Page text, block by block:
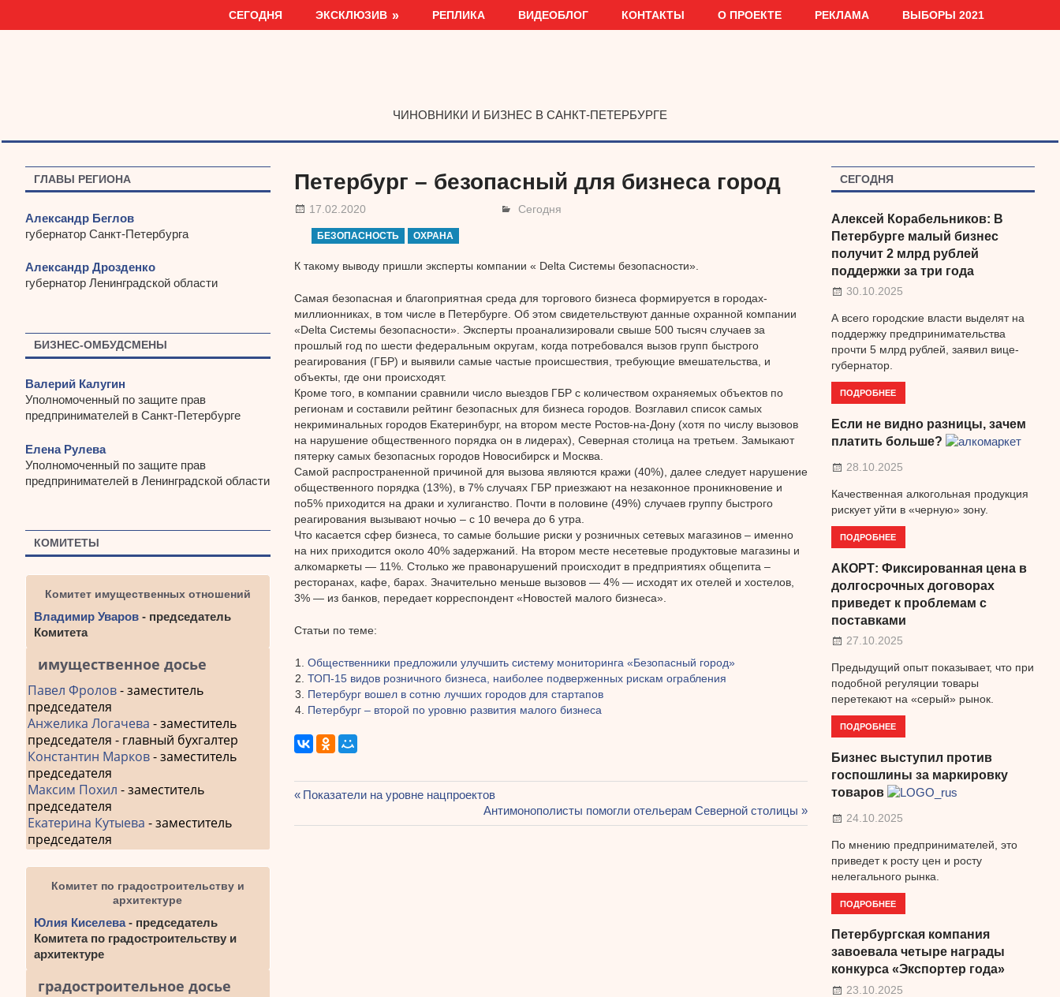
СЕГОДНЯ ЭКСКЛЮЗИВ РЕПЛИКА ВИДЕОБЛОГ КОНТАКТЫ О ПРОЕКТЕ РЕКЛАМА ВЫБОРЫ 2021
ЧИНОВНИКИ И БИЗНЕС В САНКТ-ПЕТЕРБУРГЕ
Петербург – безопасный для бизнеса город
17.02.2020 Сегодня
БЕЗОПАСНОСТЬ ОХРАНА
К такому выводу пришли эксперты компании « Delta Системы безопасности».
Самая безопасная и благоприятная среда для торгового бизнеса формируется в городах-
миллионниках, в том числе в Петербурге. Об этом свидетельствуют данные охранной компании
«Delta Системы безопасности». Эксперты проанализировали свыше 500 тысяч случаев за
прошлый год по шести федеральным округам, когда потребовался вызов групп быстрого
реагирования (ГБР) и выявили самые частые происшествия, требующие вмешательства, и
объекты, где они происходят.
Кроме того, в компании сравнили число выездов ГБР с количеством охраняемых объектов по
регионам и составили рейтинг безопасных для бизнеса городов. Возглавил список самых
некриминальных городов Екатеринбург, на втором месте Ростов-на-Дону (хотя по числу вызовов
на нарушение общественного порядка он в лидерах), Северная столица на третьем. Замыкают
пятерку самых безопасных городов Новосибирск и Москва.
Самой распространенной причиной для вызова являются кражи (40%), далее следует нарушение
общественного порядка (13%), в 7% случаях ГБР приезжают на незаконное проникновение и
по5% приходится на драки и хулиганство. Почти в половине (49%) случаев группу быстрого
реагирования вызывают ночью – с 10 вечера до 6 утра.
Что касается сфер бизнеса, то самые большие риски у розничных сетевых магазинов – именно
на них приходится около 40% задержаний. На втором месте несетевые продуктовые магазины и
алкомаркеты — 11%. Столько же правонарушений происходит в предприятиях общепита –
ресторанах, кафе, барах. Значительно меньше вызовов — 4% — исходят их отелей и хостелов,
3% — из банков, передает корреспондент «Новостей малого бизнеса».
Статьи по теме:
Общественники предложили улучшить систему мониторинга «Безопасный город»
ТОП-15 видов розничного бизнеса, наиболее подверженных рискам ограбления
Петербург вошел в сотню лучших городов для стартапов
Петербург – второй по уровню развития малого бизнеса
Предыдущая
Показатели на уровне нацпроектов
Следующая
запись:
Антимонополисты помогли отельерам Северной столицы
ГЛАВЫ РЕГИОНА
Александр Беглов
губернатор Санкт-Петербурга
Александр Дрозденко
губернатор Ленинградской области
БИЗНЕС-ОМБУДСМЕНЫ
Валерий Калугин
Уполномоченный по защите прав
предпринимателей в Санкт-Петербурге
Елена Рулева
Уполномоченный по защите прав
предпринимателей в Ленинградской области
КОМИТЕТЫ
Комитет имущественных отношений
Владимир Уваров - председатель
Комитета
имущественное досье
Павел Фролов- заместитель
председателя
Анжелика Логачева - заместитель
председателя - главный бухгалтер
Константин Марков- заместитель
председателя
Максим Похил - заместитель
председателя
Екатерина Кутыева - заместитель
председателя
Комитет по градостроительству и
архитектуре
Юлия Киселева- председатель
Комитета по градостроительству и
архитектуре
градостроительное досье
СЕГОДНЯ
Алексей Корабельников: В
Петербурге малый бизнес
получит 2 млрд рублей
поддержки за три года
30.10.2025
А всего городские власти выделят на
поддержку предпринимательства
прочти 5 млрд рублей, заявил вице-
губернатор.
ПОДРОБНЕЕ
Если не видно разницы, зачем
платить больше?
28.10.2025
Качественная алкогольная продукция
рискует уйти в «черную» зону.
ПОДРОБНЕЕ
АКОРТ: Фиксированная цена в
долгосрочных договорах
приведет к проблемам с
поставками
27.10.2025
Предыдущий опыт показывает, что при
подобной регуляции товары
перетекают на «серый» рынок.
ПОДРОБНЕЕ
Бизнес выступил против
госпошлины за маркировку
товаров
24.10.2025
По мнению предпринимателей, это
приведет к росту цен и росту
нелегального рынка.
ПОДРОБНЕЕ
Петербургская компания
завоевала четыре награды
конкурса «Экспортер года»
23.10.2025